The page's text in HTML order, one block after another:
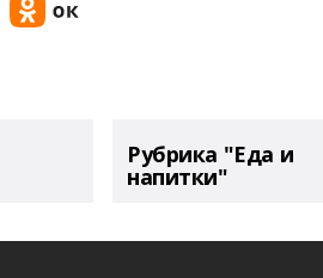
Рубрика "Еда и
напитки"